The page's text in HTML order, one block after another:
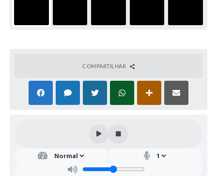
COMPARTILHAR